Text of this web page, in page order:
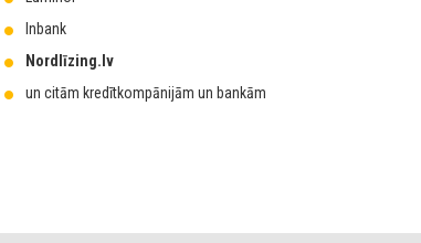
Inbank
Nordlīzing.lv
un citām kredītkompānijām un bankām